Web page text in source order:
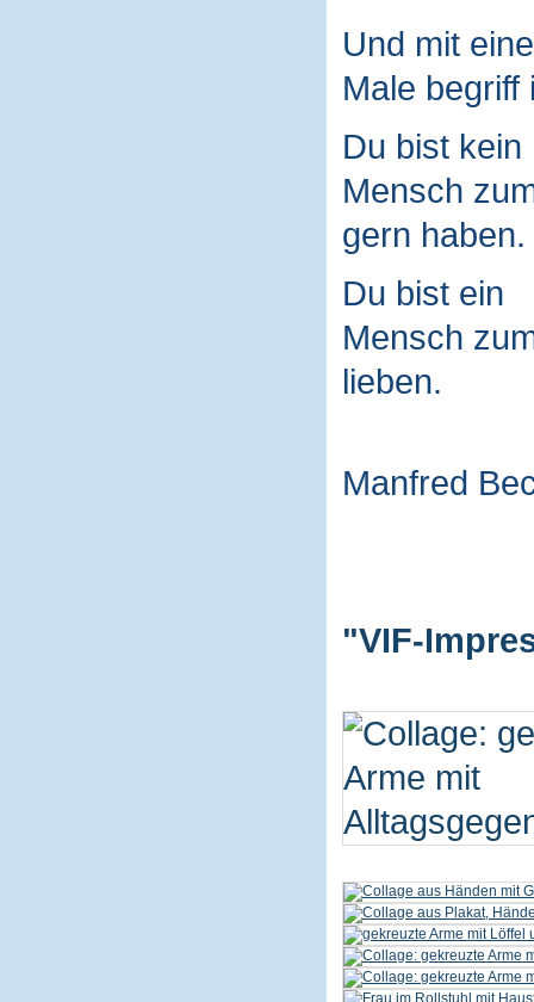
Und mit
Male begriff
Du bist kein
Mensch
gern haben.
Du bist ein
Mensch
lieben.
Manfred
"VIF-